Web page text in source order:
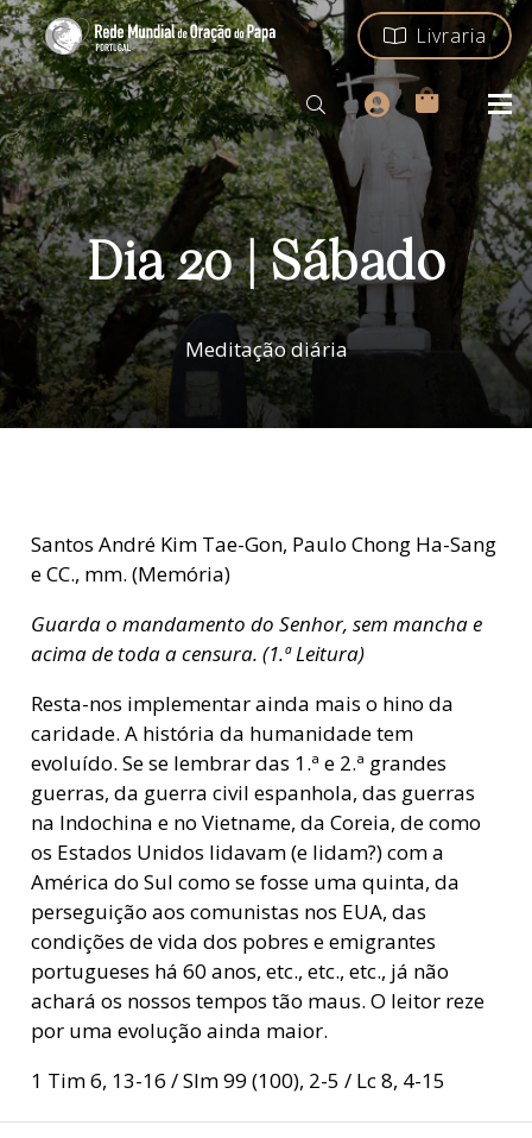
Livraria
Dia 20 | Sábado
Meditação diária
Santos André Kim Tae-Gon, Paulo Chong Ha-Sang
e CC., mm. (Memória)
Guarda o mandamento do Senhor, sem mancha e
acima de toda a censura. (1.ª Leitura)
Resta-nos implementar ainda mais o hino da
caridade. A história da humanidade tem
evoluído. Se se lembrar das 1.ª e 2.ª grandes
guerras, da guerra civil espanhola, das guerras
na Indochina e no Vietname, da Coreia, de como
os Estados Unidos lidavam (e lidam?) com a
América do Sul como se fosse uma quinta, da
perseguição aos comunistas nos EUA, das
condições de vida dos pobres e emigrantes
portugueses há 60 anos, etc., etc., etc., já não
achará os nossos tempos tão maus. O leitor reze
por uma evolução ainda maior.
1 Tim 6, 13-16 / Slm 99 (100), 2-5 / Lc 8, 4-15